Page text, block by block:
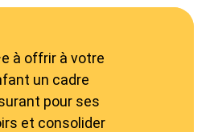
à offrir à votre
un cadre
pour ses
et consolider